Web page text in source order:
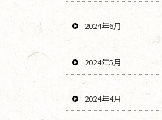
2024年6月
2024年5月
2024年4月